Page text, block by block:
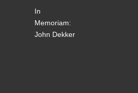
In
Memoriam:
John Dekker